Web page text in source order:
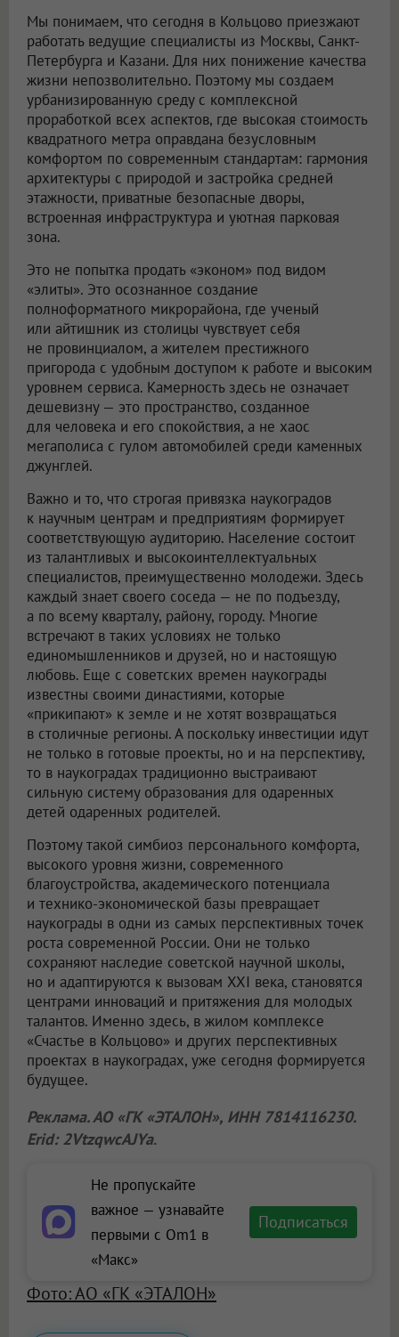
Мы понимаем, что сегодня в Кольцово приезжают
работать ведущие специалисты из Москвы, Санкт-
Петербурга и Казани. Для них понижение качества
жизни непозволительно. Поэтому мы создаем
урбанизированную среду с комплексной
проработкой всех аспектов, где высокая стоимость
квадратного метра оправдана безусловным
комфортом по современным стандартам: гармония
архитектуры с природой и застройка средней
этажности, приватные безопасные дворы,
встроенная инфраструктура и уютная парковая
зона.
Это не попытка продать «эконом» под видом
«элиты». Это осознанное создание
полноформатного микрорайона, где ученый
или айтишник из столицы чувствует себя
не провинциалом, а жителем престижного
пригорода с удобным доступом к работе и высоким
уровнем сервиса. Камерность здесь не означает
дешевизну — это пространство, созданное
для человека и его спокойствия, а не хаос
мегаполиса с гулом автомобилей среди каменных
джунглей.
Важно и то, что строгая привязка наукоградов
к научным центрам и предприятиям формирует
соответствующую аудиторию. Население состоит
из талантливых и высокоинтеллектуальных
специалистов, преимущественно молодежи. Здесь
каждый знает своего соседа — не по подъезду,
а по всему кварталу, району, городу. Многие
встречают в таких условиях не только
единомышленников и друзей, но и настоящую
любовь. Еще с советских времен наукограды
известны своими династиями, которые
«прикипают» к земле и не хотят возвращаться
в столичные регионы. А поскольку инвестиции идут
не только в готовые проекты, но и на перспективу,
то в наукоградах традиционно выстраивают
сильную систему образования для одаренных
детей одаренных родителей.
Поэтому такой симбиоз персонального комфорта,
высокого уровня жизни, современного
благоустройства, академического потенциала
и технико-экономической базы превращает
наукограды в одни из самых перспективных точек
роста современной России. Они не только
сохраняют наследие советской научной школы,
но и адаптируются к вызовам XXI века, становятся
центрами инноваций и притяжения для молодых
талантов. Именно здесь, в жилом комплексе
«Счастье в Кольцово» и других перспективных
проектах в наукоградах, уже сегодня формируется
будущее.
Реклама. АО «ГК «ЭТАЛОН», ИНН 7814116230.
Erid: 2VtzqwcAJYa.
Не пропускайте
важное — узнавайте
первыми с Om1 в
«Макс»
Подписаться
Фото: АО «ГК «ЭТАЛОН»